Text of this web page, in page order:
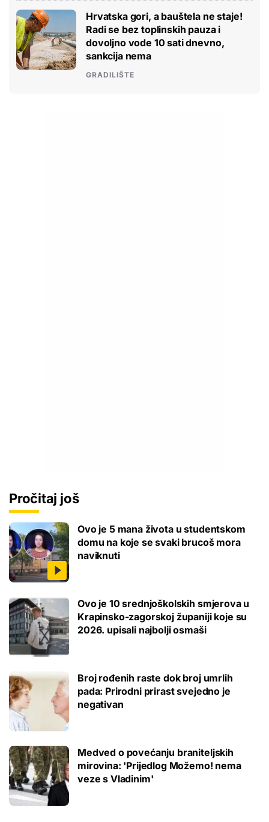
Hrvatska gori, a bauštela ne staje!
Radi se bez toplinskih pauza i
dovoljno vode 10 sati dnevno,
sankcija nema
GRADILIŠTE
Pročitaj još
Ovo je 5 mana života u studentskom
domu na koje se svaki brucoš mora
naviknuti
Ovo je 10 srednjoškolskih smjerova u
Krapinsko-zagorskoj županiji koje su
2026. upisali najbolji osmaši
Broj rođenih raste dok broj umrlih
pada: Prirodni prirast svejedno je
negativan
Medved o povećanju braniteljskih
mirovina: 'Prijedlog Možemo! nema
veze s Vladinim'